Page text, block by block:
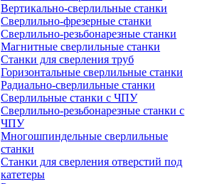
Вертикально-сверлильные станки
Сверлильно-фрезерные станки
Сверлильно-резьбонарезные станки
Магнитные сверлильные станки
Станки для сверления труб
Горизонтальные сверлильные станки
Радиально-сверлильные станки
Сверлильные станки с ЧПУ
Сверлильно-резьбонарезные станки с
ЧПУ
Многошпиндельные сверлильные
станки
Станки для сверления отверстий под
катетеры